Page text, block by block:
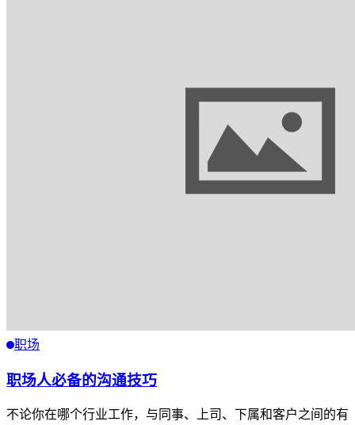
职场
职场人必备的沟通技巧
不论你在哪个行业工作，与同事、上司、下属和客户之间的有